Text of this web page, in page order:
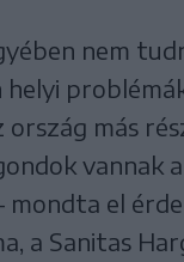
nem
helyi
ország más
vannak
mondta el
a Sanitas